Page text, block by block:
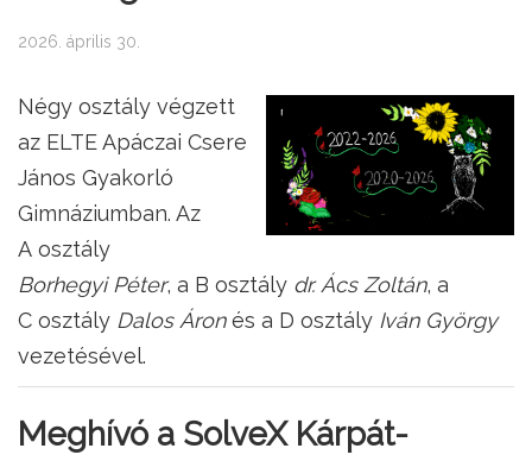
2026. április 30.
Négy osztály végzett
az ELTE Apáczai Csere
János Gyakorló
Gimnáziumban. Az
A osztály
Borhegyi Péter, a B osztály dr. Ács Zoltán, a
C osztály Dalos Áronés a D osztály Iván György
vezetésével.
Meghívó a SolveX Kárpát-